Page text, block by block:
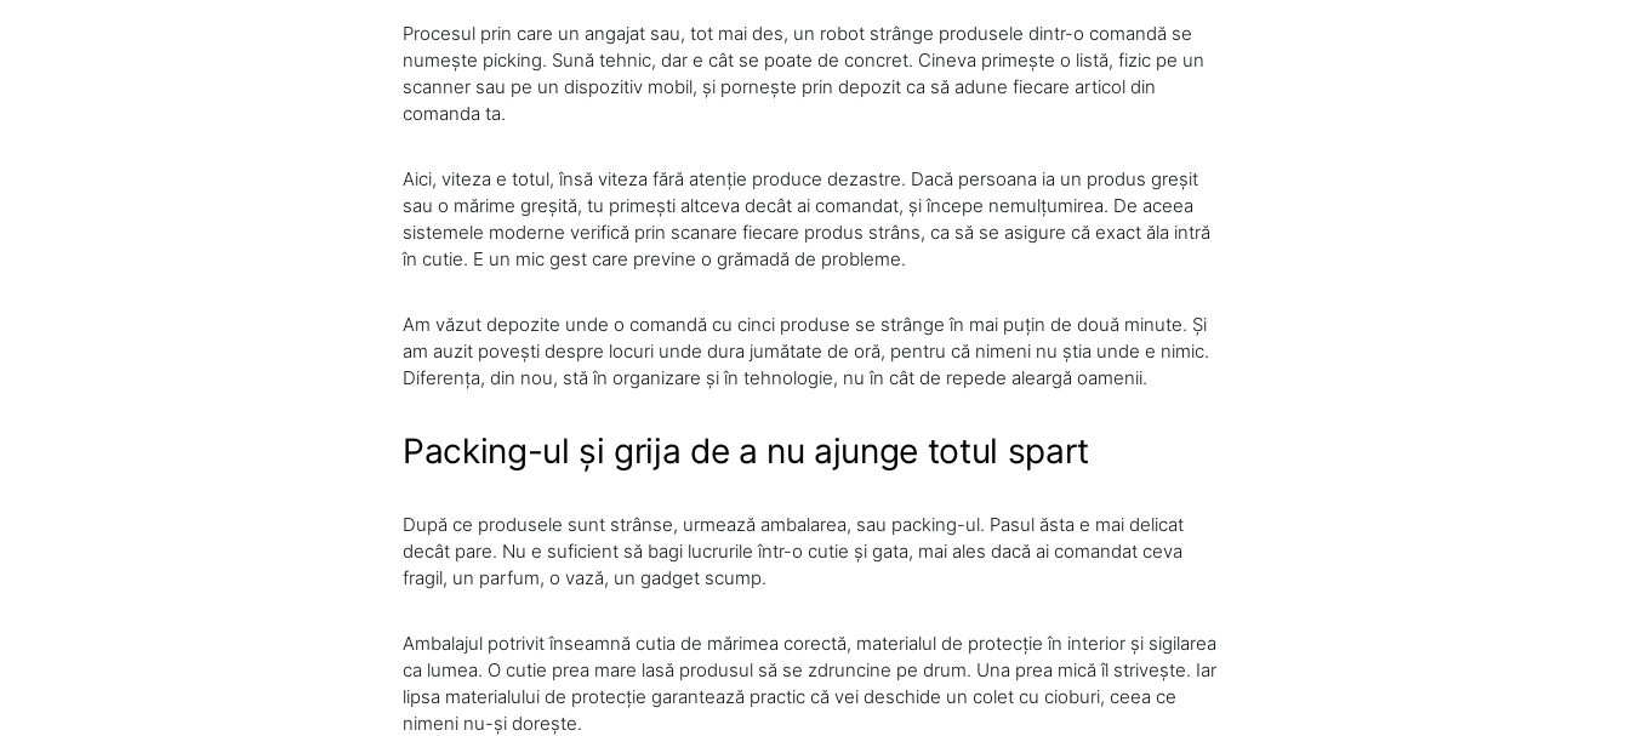
Procesul prin care un angajat sau, tot mai des, un robot strânge produsele dintr-o comandă se
numește picking. Sună tehnic, dar e cât se poate de concret. Cineva primește o listă, fizic pe un
scanner sau pe un dispozitiv mobil, și pornește prin depozit ca să adune fiecare articol din
comanda ta.
Aici, viteza e totul, însă viteza fără atenție produce dezastre. Dacă persoana ia un produs greșit
sau o mărime greșită, tu primești altceva decât ai comandat, și începe nemulțumirea. De aceea
sistemele moderne verifică prin scanare fiecare produs strâns, ca să se asigure că exact ăla intră
în cutie. E un mic gest care previne o grămadă de probleme.
Am văzut depozite unde o comandă cu cinci produse se strânge în mai puțin de două minute. Și
am auzit povești despre locuri unde dura jumătate de oră, pentru că nimeni nu știa unde e nimic.
Diferența, din nou, stă în organizare și în tehnologie, nu în cât de repede aleargă oamenii.
Packing-ul și grija de a nu ajunge totul spart
După ce produsele sunt strânse, urmează ambalarea, sau packing-ul. Pasul ăsta e mai delicat
decât pare. Nu e suficient să bagi lucrurile într-o cutie și gata, mai ales dacă ai comandat ceva
fragil, un parfum, o vază, un gadget scump.
Ambalajul potrivit înseamnă cutia de mărimea corectă, materialul de protecție în interior și sigilarea
ca lumea. O cutie prea mare lasă produsul să se zdruncine pe drum. Una prea mică îl strivește. Iar
lipsa materialului de protecție garantează practic că vei deschide un colet cu cioburi, ceea ce
nimeni nu-și dorește.